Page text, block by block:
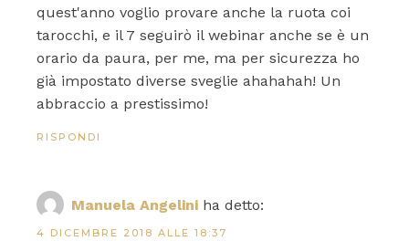
quest'anno voglio provare anche la ruota coi
tarocchi, e il 7 seguirò il webinar anche se è un
orario da paura, per me, ma per sicurezza ho
già impostato diverse sveglie ahahahah! Un
abbraccio a prestissimo!
RISPONDI
Manuela Angelini ha detto:
4 DICEMBRE 2018 ALLE 18:37